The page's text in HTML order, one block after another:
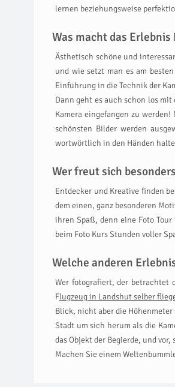
lernen beziehungsweise
Was macht das
Ästhetisch schöne und
und wie setzt man es am
Einführung in die Technik der
Dann geht es auch schon los
Kamera eingefangen zu
schönsten Bilder werden
wortwörtlich in den Händen
Wer freut sich
Entdecker und Kreative finden
dem einen, ganz besonderen
ihren Spaß, denn eine Foto
beim Foto Kurs Stunden voller
Welche anderen
Wer fotografiert, der betrachtet
Flugzeug in Landshut selber
Blick, nicht aber die
Stadt um sich herum als die
das Objekt der Begierde, und
Machen Sie einem